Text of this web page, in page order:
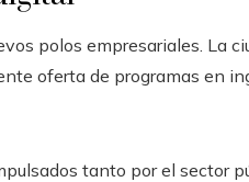
polos empresariales. La
oferta de programas en
tanto por el sector